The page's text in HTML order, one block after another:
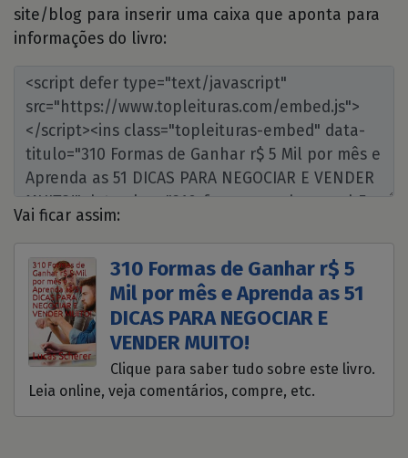
site/blog para inserir uma caixa que aponta para
informações do livro:
Vai ficar assim:
310 Formas de Ganhar r$ 5
Mil por mês e Aprenda as 51
DICAS PARA NEGOCIAR E
VENDER MUITO!
Clique para saber tudo sobre este livro.
Leia online, veja comentários, compre, etc.